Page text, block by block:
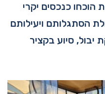
הוכחו כנכסים יקרי
הסתגלותם ויעילותם
יבול, סיוע בקציר